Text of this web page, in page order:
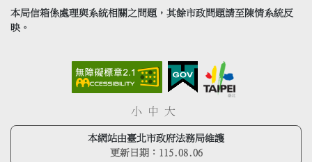
本局信箱係處理與系統相關之問題，其餘市政問題請至陳情系統反
映。
小 中 大
本網站由臺北市政府法務局維護
更新日期： 115.08.06